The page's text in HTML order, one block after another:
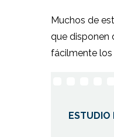
Muchos de
que disponen
fácilmente los
ESTUDIO